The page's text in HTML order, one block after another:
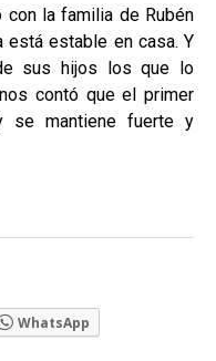
la familia de Rubén
está estable en casa. Y
sus hijos los que lo
contó que el primer
se mantiene fuerte y
WhatsApp